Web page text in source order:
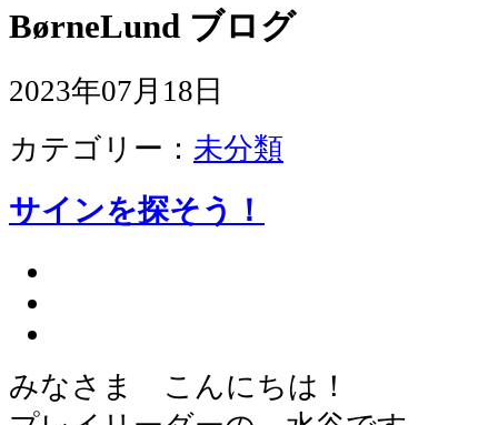
BørneLund ブログ
2023年07月18日
カテゴリー： 未分類
サインを探そう！
みなさま こんにちは！